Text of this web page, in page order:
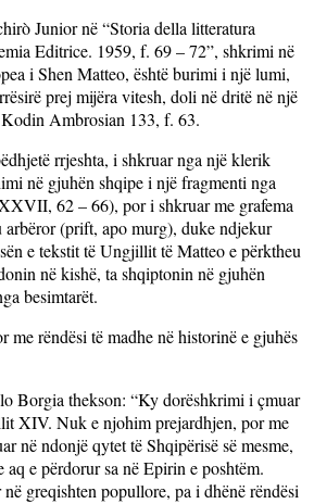
Junior në “Storia della litteratura
Editrice. 1959, f. 69 – 72”, shkrimi në
i Shen Matteo, është burimi i një lumi,
prej mijëra vitesh, doli në dritë në një
Ambrosian 133, f. 63.
rrjeshta, i shkruar nga një klerik
në gjuhën shqipe i një fragmenti nga
62 – 66), por i shkruar me grafema
arbëror (prift, apo murg), duke ndjekur
e tekstit të Ungjillit të Matteo e përktheu
në kishë, ta shqiptonin në gjuhën
besimtarët.
me rëndësi të madhe në historinë e gjuhës
Borgia thekson: “Ky dorëshkrimi i çmuar
XIV. Nuk e njohim prejardhjen, por me
në ndonjë qytet të Shqipërisë së mesme,
e përdorur sa në Epirin e poshtëm.
greqishten popullore, pa i dhënë rëndësi